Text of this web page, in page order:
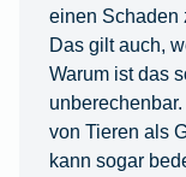
einen Schaden
Das gilt auch,
Warum ist das
von Tieren als
kann sogar